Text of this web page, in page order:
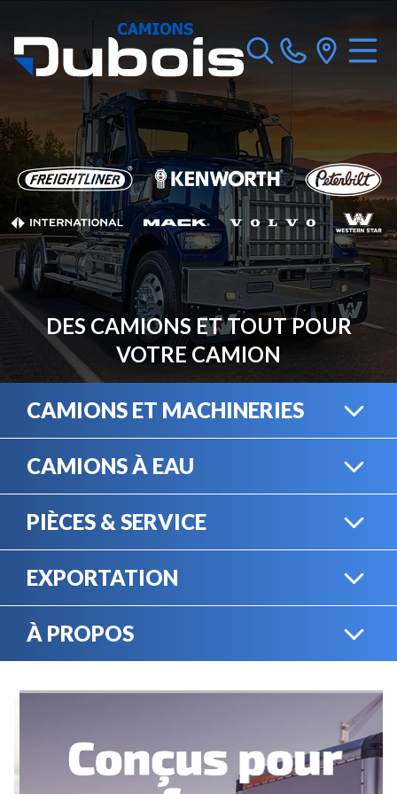
DES CAMIONS ET TOUT POUR
VOTRE CAMION
CAMIONS ET MACHINERIES
ÉQUIPEMENT
CAMIONS À EAU
PIÈCES & SERVICE
SERVICE MÉCANIQUE
EXPORTATION
À PROPOS